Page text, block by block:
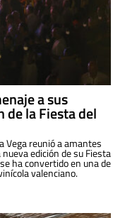
a sus
de la Fiesta del
Vega reunió a amantes
edición de su Fiesta
ha convertido en una de
valenciano.